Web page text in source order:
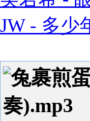
JW - 多少
兔裹煎
奏).mp3